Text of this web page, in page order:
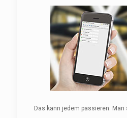
Das kann jedem passieren: Man